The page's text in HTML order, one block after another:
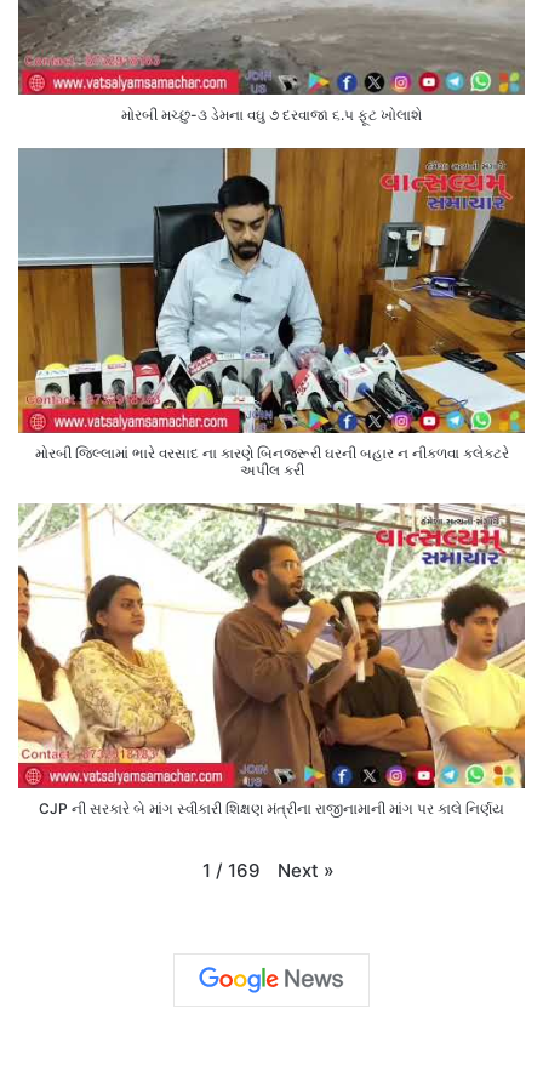
મોરબી મચ્છુ-૩ ડેમના વઘુ ૭ દરવાજા ૬.૫ ફૂટ ખોલાશે
મોરબી જિલ્લામાં ભારે વરસાદ ના કારણે બિનજરૂરી ઘરની બહાર ન નીકળવા કલેક્ટરે
અપીલ કરી
CJP ની સરકારે બે માંગ સ્વીકારી શિક્ષણ મંત્રીના રાજીનામાની માંગ પર કાલે નિર્ણય
1 / 169 Next »